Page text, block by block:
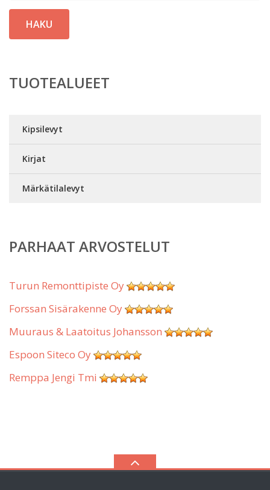
HAKU
TUOTEALUEET
Kipsilevyt
Kirjat
Märkätilalevyt
PARHAAT ARVOSTELUT
Turun Remonttipiste Oy
Forssan Sisärakenne Oy
Muuraus & Laatoitus Johansson
Espoon Siteco Oy
Remppa Jengi Tmi